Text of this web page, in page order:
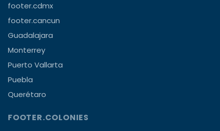
footer.cdmx
footer.cancun
Guadalajara
Monterrey
Puerto Vallarta
Puebla
Querétaro
FOOTER.COLONIES